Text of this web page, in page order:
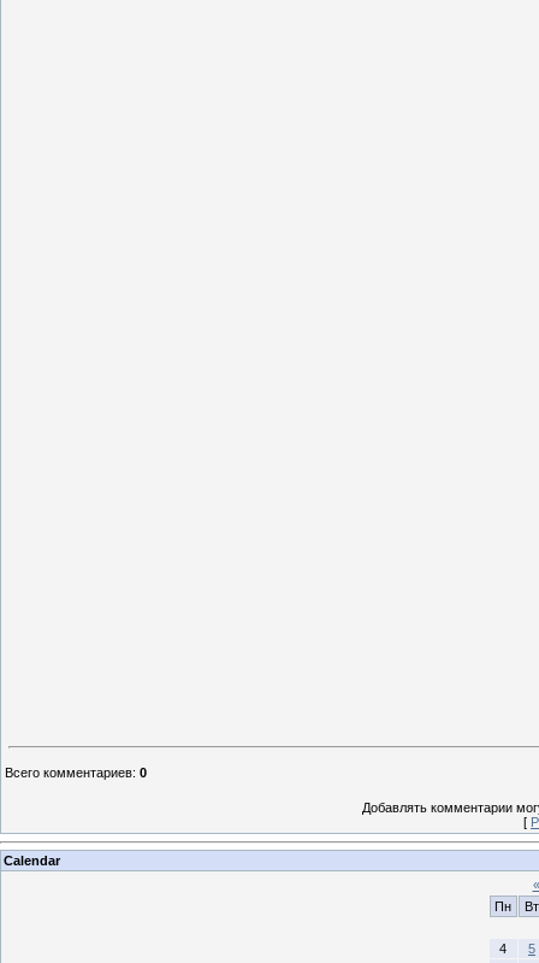
Всего комментариев: 0
Добавлять комментарии
[
Calendar
«
Пн
Вт
4
5